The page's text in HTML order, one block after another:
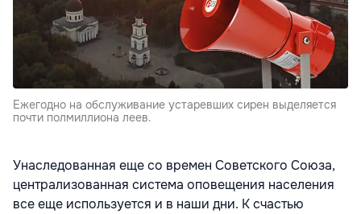
Ежегодно на обслуживание устаревших сирен выделяется
почти полмиллиона леев.
Унаследованная еще со времен Советского Союза,
централизованная система оповещения населения
все еще используется и в наши дни. К счастью